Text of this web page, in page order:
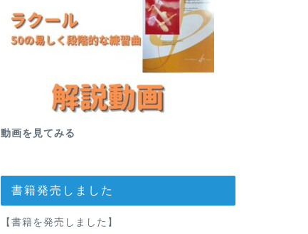
動画を見てみる
書籍発売しました
【書籍を発売しました】